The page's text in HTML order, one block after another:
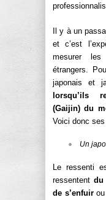
Il y à un
et c’est
mesurer
étrangers.
japonais et
lorsqu’ils
(Gaijin) du
Voici donc
Un
Le ressenti
ressententdu
de s’enfuirou